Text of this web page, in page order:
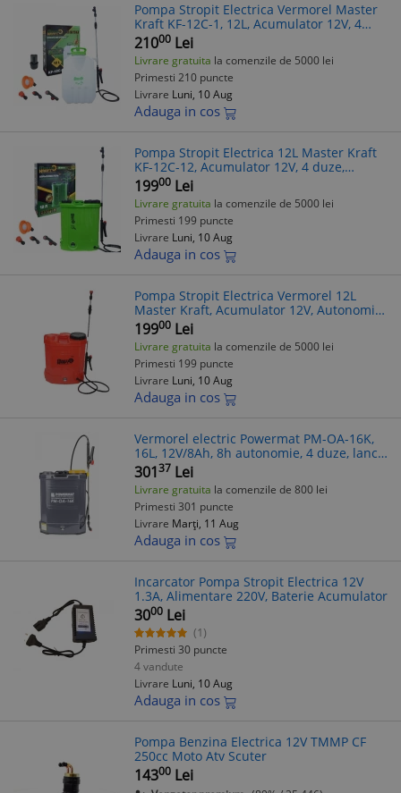
Pompa Stropit Electrica Vermorel Master
Kraft KF-12C-1, 12L, Acumulator 12V, 4
duze, Presiune 4.5 Bar
21000 Lei
Livrare gratuita la comenzile de 5000 lei
Primesti 210 puncte
Livrare Luni, 10 Aug
Adauga in cos
Pompa Stropit Electrica 12L Master Kraft
KF-12C-12, Acumulator 12V, 4 duze,
Autonomie 8h, Vermorel Profesional
19900 Lei
Livrare gratuita la comenzile de 5000 lei
Primesti 199 puncte
Livrare Luni, 10 Aug
Adauga in cos
Pompa Stropit Electrica Vermorel 12L
Master Kraft, Acumulator 12V, Autonomie
8h, Presiune 4.5 Bar, Tub Telescopic Inox
19900 Lei
Livrare gratuita la comenzile de 5000 lei
Primesti 199 puncte
Livrare Luni, 10 Aug
Adauga in cos
Vermorel electric Powermat PM-OA-16K,
16L, 12V/8Ah, 8h autonomie, 4 duze, lance
telescopica, protectie suprasarcina
30137 Lei
Livrare gratuita la comenzile de 800 lei
Primesti 301 puncte
Livrare Marți, 11 Aug
Adauga in cos
Incarcator Pompa Stropit Electrica 12V
1.3A, Alimentare 220V, Baterie Acumulator
3000 Lei
(1)
Primesti 30 puncte
4 vandute
Livrare Luni, 10 Aug
Adauga in cos
Pompa Benzina Electrica 12V TMMP CF
250cc Moto Atv Scuter
14300 Lei